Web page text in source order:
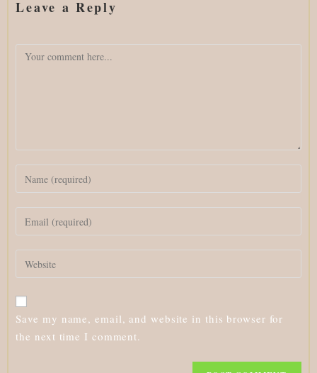
Leave a Reply
Comment
name
or
username
to
comment
email
address
to
comment
URL
(optional)
Save my name, email, and website in this browser for
the next time I comment.